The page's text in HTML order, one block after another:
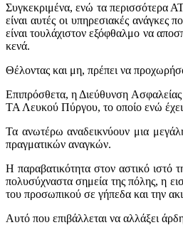
Συγκεκριμένα, ενώ τα περισσότερα
είναι αυτές οι υπηρεσιακές
είναι τουλάχιστον εξόφθαλμο να
κενά.
Θέλοντας και μη, πρέπει να
Επιπρόσθετα, η Διεύθυνση Ασφαλείας
ΤΑ Λευκού Πύργου, το οποίο ενώ
Τα ανωτέρω αναδεικνύουν μια
πραγματικών αναγκών.
Η παραβατικότητα στον αστικό ιστό
πολυσύχναστα σημεία της πόλης, η
του προσωπικού σε γήπεδα και την
Αυτό που επιβάλλεται να αλλάξει